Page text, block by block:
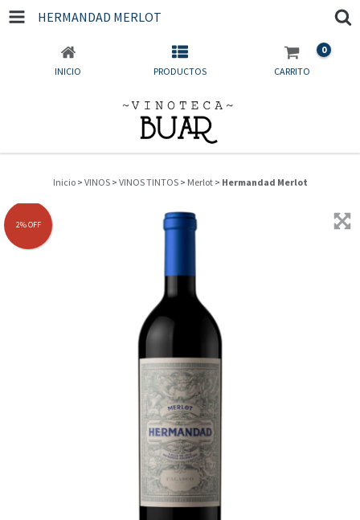
HERMANDAD MERLOT
INICIO PRODUCTOS CARRITO
0
Inicio > VINOS > VINOS TINTOS > Merlot > Hermandad Merlot
2%OFF